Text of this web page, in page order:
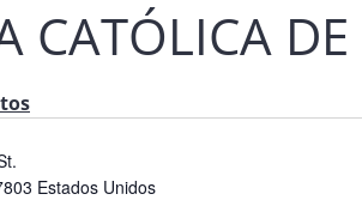
CATÓLICA DE
Estados Unidos